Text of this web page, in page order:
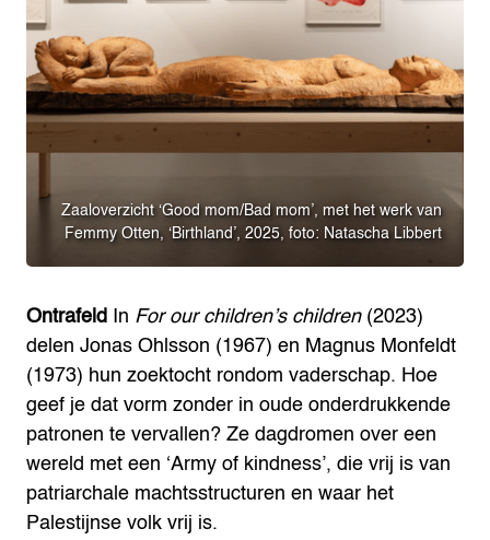
Zaaloverzicht ‘Good mom/Bad mom’, met het werk van
Femmy Otten, ‘Birthland’, 2025, foto: Natascha Libbert
Ontrafeld In For our children’s children(2023)
delen Jonas Ohlsson (1967) en Magnus Monfeldt
(1973) hun zoektocht rondom vaderschap. Hoe
geef je dat vorm zonder in oude onderdrukkende
patronen te vervallen? Ze dagdromen over een
wereld met een ‘Army of kindness’, die vrij is van
patriarchale machtsstructuren en waar het
Palestijnse volk vrij is.